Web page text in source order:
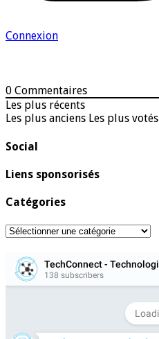
Connexion
0 Commentaires
Les plus récents
Les plus anciens Les plus votés
Social
Liens sponsorisés
Catégories
Catégories